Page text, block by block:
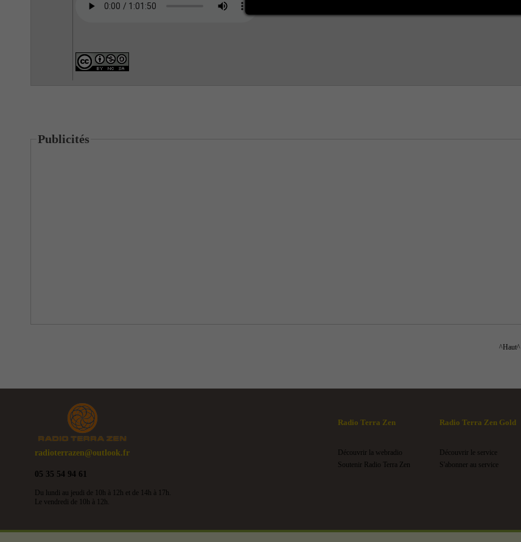
Publicités
^Haut^
Radio Terra Zen Radio Terra Zen Gold
radioterrazen@outlook.fr Découvrir la webradio Découvrir le service
05 35 54 94 61
Du lundi au jeudi de 10h à 12h et de 14h à 17h.
Le vendredi de 10h à 12h.
Soutenir Radio Terra Zen S'abonner au service